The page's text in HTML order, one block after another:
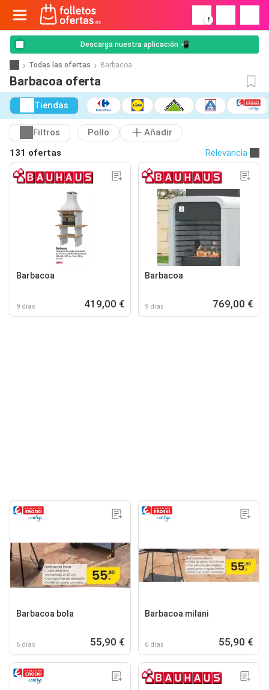
!
Descarga nuestra aplicación 📲
Todas las ofertas Barbacoa
Barbacoa oferta
Tiendas
Filtros Pollo
Añadir
131 ofertas
Relevancia
Barbacoa
9 días 419,00 €
Barbacoa
9 días 769,00 €
Barbacoa bola
6 días 55,90 €
Barbacoa milani
6 días 55,90 €